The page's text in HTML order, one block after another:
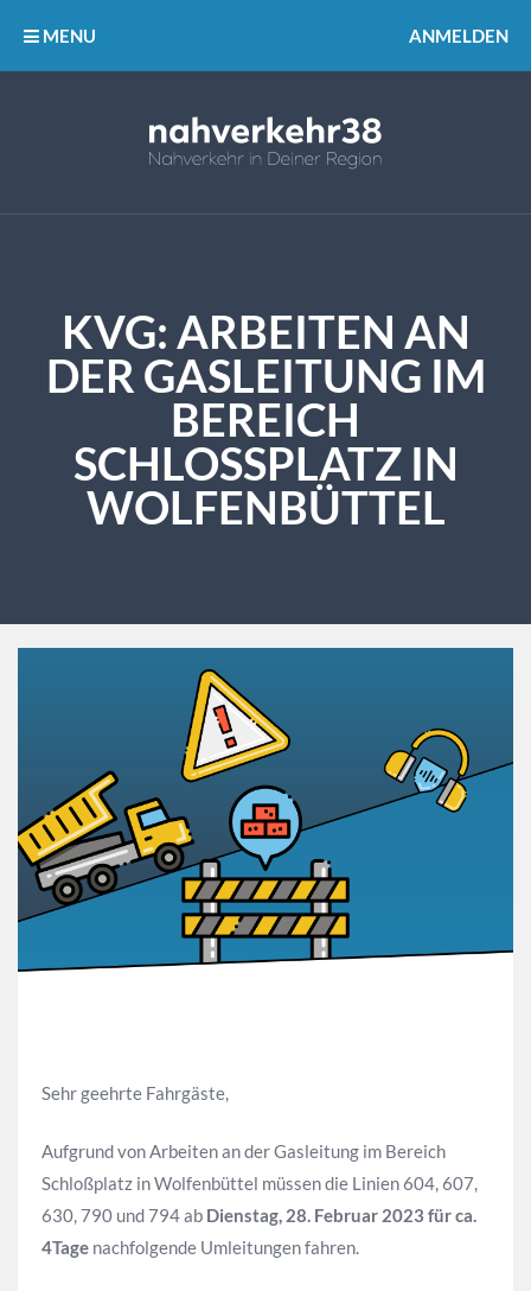
MENU ANMELDEN
KVG: ARBEITEN AN
DER GASLEITUNG IM
BEREICH
SCHLOSSPLATZ IN W
OLFENBÜTTEL
Sehr geehrte Fahrgäste,
Aufgrund von Arbeiten an der Gasleitung im Bereich
Schloßplatz in Wolfenbüttel müssen die Linien 604, 607,
630, 790 und 794 ab Dienstag, 28. Februar 2023 für ca.
4Tage nachfolgende Umleitungen fahren.